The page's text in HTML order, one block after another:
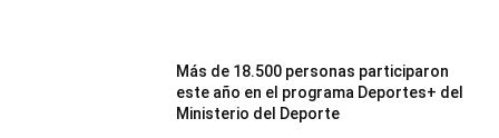
Más de 18.500 personas participaron
este año en el programa Deportes+ del
Ministerio del Deporte